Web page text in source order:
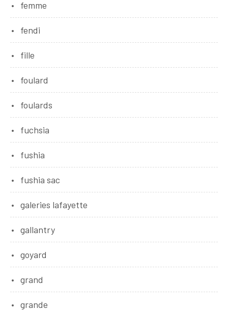
femme
fendi
fille
foulard
foulards
fuchsia
fushia
fushia sac
galeries lafayette
gallantry
goyard
grand
grande